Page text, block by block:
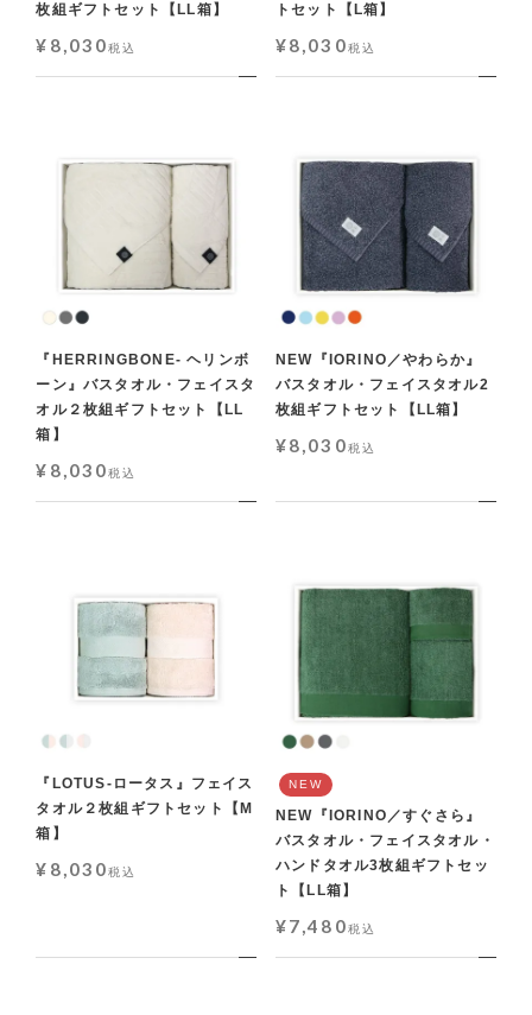
枚組ギフトセット【LL箱】
¥ 8,030税込
トセット【L箱】
¥8,030税込
『HERRINGBONE- ヘリンボ
ーン』バスタオル・フェイスタ
オル２枚組ギフトセット【LL
箱】
¥ 8,030税込
NEW『IORINO／やわらか』
バスタオル・フェイスタオル2
枚組ギフトセット【LL箱】
¥8,030税込
『LOTUS-ロータス』フェイス
タオル２枚組ギフトセット【M
箱】
¥ 8,030税込
NEW
NEW『IORINO／すぐさら』
バスタオル・フェイスタオル・
ハンドタオル3枚組ギフトセッ
ト【LL箱】
¥7,480税込